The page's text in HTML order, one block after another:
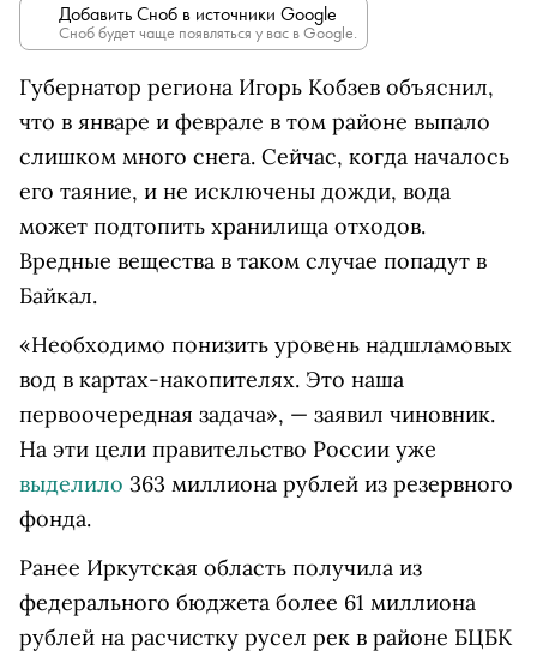
Добавить Сноб в источники Google
Сноб будет чаще появляться у вас в Google.
Губернатор региона Игорь Кобзев объяснил,
что в январе и феврале в том районе выпало
слишком много снега. Сейчас, когда началось
его таяние, и не исключены дожди, вода
может подтопить хранилища отходов.
Вредные вещества в таком случае попадут в
Байкал.
«Необходимо понизить уровень надшламовых
вод в картах-накопителях. Это наша
первоочередная задача», — заявил чиновник.
На эти цели правительство России уже
выделило 363 миллиона рублей из резервного
фонда.
Ранее Иркутская область получила из
федерального бюджета более 61 миллиона
рублей на расчистку русел рек в районе БЦБК